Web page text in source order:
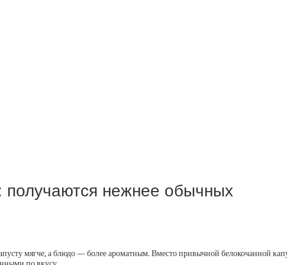
получаются нежнее обычных
мягче, а блюдо — более ароматным. Вместо привычной белокочанной